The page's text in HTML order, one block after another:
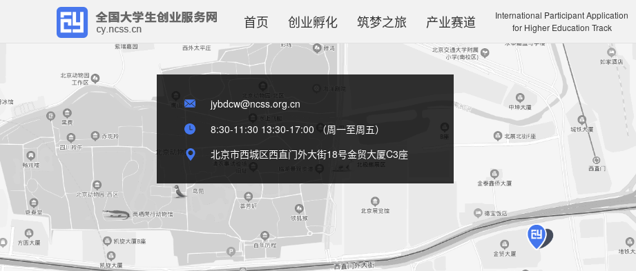
首页 创业孵化 筑梦之旅 产业赛道
International Participant Application
for Higher Education Track
jybdcw@ncss.org.cn
8:30-11:30 13:30-17:00 （周一至周五）
北京市西城区西直门外大街18号金贸大厦C3座